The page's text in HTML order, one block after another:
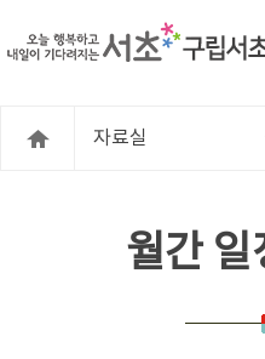
자료실
월간 일